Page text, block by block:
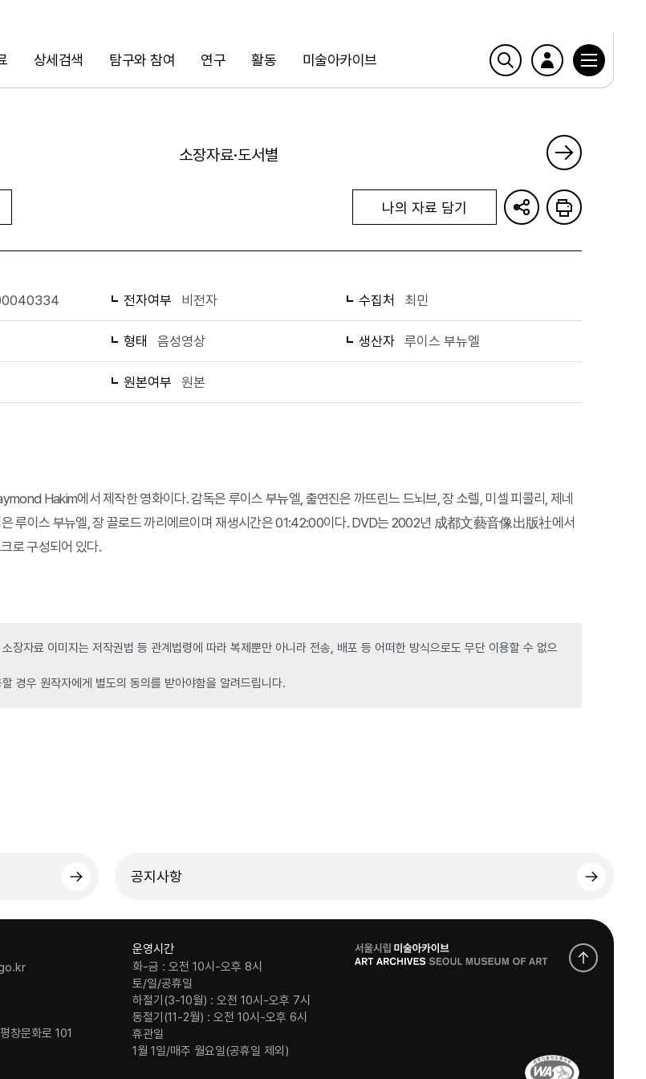
상세검색 탐구와 참여 연구 활동 미술아카이브
검색
소장자료·도서별
나의 자료 담기
전자여부 비전자 수집처 최민
형태 음성영상 생산자 루이스 부뉴엘
원본여부 원본
Hakim에서 제작한 영화이다. 감독은 루이스 부뉴엘, 출연진은 까뜨린느 드뇌브, 장 소렐, 미셀 피콜리, 제네
은 루이스 부뉴엘, 장 끌로드 까리에르이며 재생시간은 01:42:00이다. DVD는 2002년 成都文藝音像出版社에서
로 구성되어 있다.
장자료 이미지는 저작권법 등 관계법령에 따라 복제뿐만 아니라 전송, 배포 등 어떠한 방식으로도 무단 이용할 수 없으
경우 원작자에게 별도의 동의를 받아야함을 알려드립니다.
공지사항
창문화로 101
운영시간
화-금 : 오전 10시-오후 8시
토/일/공휴일
하절기(3-10월) : 오전 10시-오후 7시
동절기(11-2월) : 오전 10시-오후 6시
휴관일
1월 1일/매주 월요일(공휴일 제외)
로
고